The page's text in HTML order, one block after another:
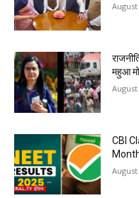
August
महुआ
August
CBI
August